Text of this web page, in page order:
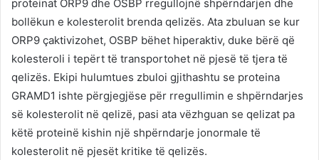
proteinat ORP9 dhe OSBP rregullojnë shpërndarjen dhe
bollëkun e kolesterolit brenda qelizës. Ata zbuluan se kur
ORP9 çaktivizohet, OSBP bëhet hiperaktiv, duke bërë që
kolesteroli i tepërt të transportohet në pjesë të tjera të
qelizës. Ekipi hulumtues zbuloi gjithashtu se proteina
GRAMD1 ishte përgjegjëse për rregullimin e shpërndarjes
së kolesterolit në qelizë, pasi ata vëzhguan se qelizat pa
këtë proteinë kishin një shpërndarje jonormale të
kolesterolit në pjesët kritike të qelizës.